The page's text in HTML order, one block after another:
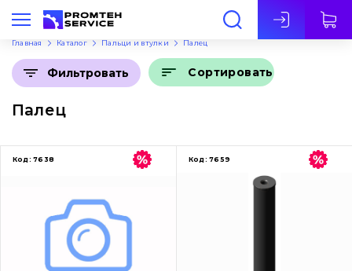
Рус
Главная Каталог Пальци и втулки Палец
Палец
Фильтровать Сортировать
Код: 7638 Код: 7659